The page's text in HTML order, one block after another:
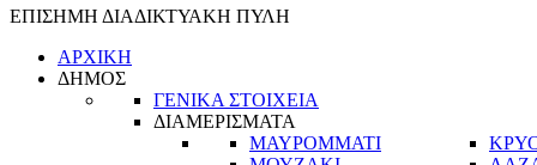
ΕΠΙΣΗΜΗ ΔΙΑΔΙΚΤΥΑΚΗ ΠΥΛΗ
ΑΡΧΙΚΗ
ΔΗΜΟΣ
ΓΕΝΙΚΑ ΣΤΟΙΧΕΙΑ
ΔΙΑΜΕΡΙΣΜΑΤΑ
ΜΑΥΡΟΜΜΑΤΙ